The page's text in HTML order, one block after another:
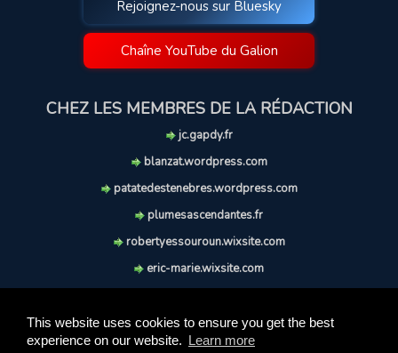
This website uses cookies to ensure you get the best
experience on our website. Learn more
Rejoignez-nous sur Bluesky
Chaîne YouTube du Galion
CHEZ LES MEMBRES DE LA RÉDACTION
jc.gapdy.fr
blanzat.wordpress.com
patatedestenebres.wordpress.com
plumesascendantes.fr
robertyessouroun.wixsite.com
eric-marie.wixsite.com
soufflereve.blogspot.com